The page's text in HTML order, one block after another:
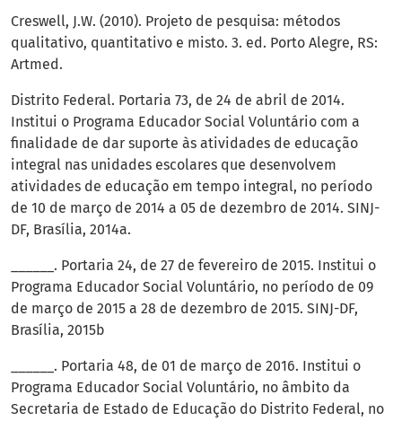
Creswell, J.W. (2010). Projeto de pesquisa: métodos
qualitativo, quantitativo e misto. 3. ed. Porto Alegre, RS:
Artmed.
Distrito Federal. Portaria 73, de 24 de abril de 2014.
Institui o Programa Educador Social Voluntário com a
finalidade de dar suporte às atividades de educação
integral nas unidades escolares que desenvolvem
atividades de educação em tempo integral, no período
de 10 de março de 2014 a 05 de dezembro de 2014. SINJ-
DF, Brasília, 2014a.
______. Portaria 24, de 27 de fevereiro de 2015. Institui o
Programa Educador Social Voluntário, no período de 09
de março de 2015 a 28 de dezembro de 2015. SINJ-DF,
Brasília, 2015b
______. Portaria 48, de 01 de março de 2016. Institui o
Programa Educador Social Voluntário, no âmbito da
Secretaria de Estado de Educação do Distrito Federal, no